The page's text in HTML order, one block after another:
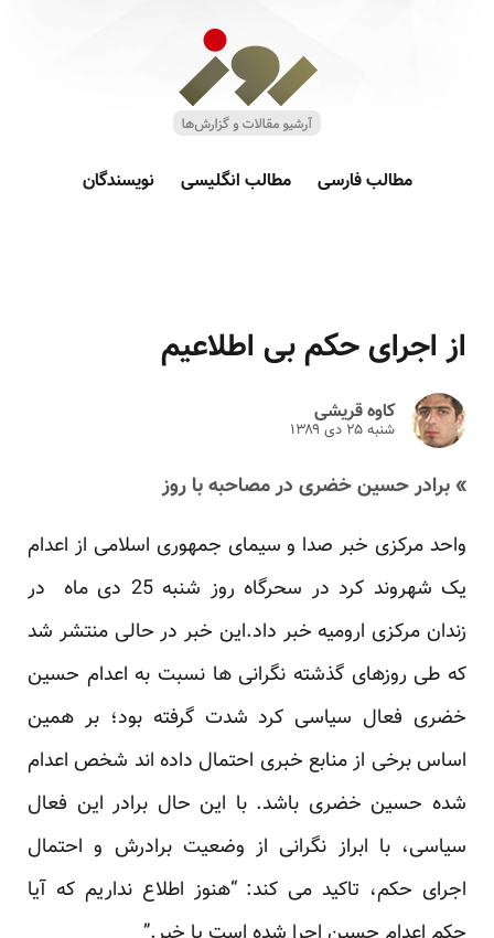
مطالب فارسی مطالب انگلیسی نویسندگان
از اجرای حکم بی اطلاعیم
کاوه قریشی
شنبه ۲۵ دى ۱۳۸۹
» برادر حسین خضری در مصاحبه با روز
واحد مرکزی خبر صدا و سیمای جمهوری اسلامی از اعدام
یک شهروند کرد در سحرگاه روز شنبه 25 دی ماه در
زندان مرکزی ارومیه خبر داد.این خبر در حالی منتشر شد
که طی روزهای گذشته نگرانی ها نسبت به اعدام حسین
خضری فعال سیاسی کرد شدت گرفته بود؛ بر همین
اساس برخی از منابع خبری احتمال داده اند شخص اعدام
شده حسین خضری باشد. با این حال برادر این فعال
سیاسی، با ابراز نگرانی از وضعیت برادرش و احتمال
اجرای حکم، تاکید می کند: “هنوز اطلاع نداریم که آیا